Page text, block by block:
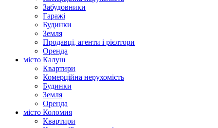
Забудовники
Гаражі
Будинки
Земля
Продавці, агенти і рієлтори
Оренда
місто Калуш
Квартири
Комерційна нерухомість
Будинки
Земля
Оренда
місто Коломия
Квартири